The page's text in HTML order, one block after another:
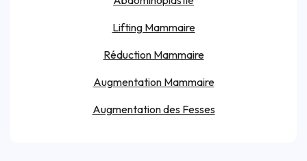
Lifting Mammaire
Réduction Mammaire
Augmentation Mammaire
Augmentation des Fesses